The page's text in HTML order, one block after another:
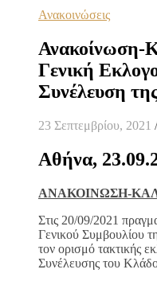
Ανακοινώσεις
Ανακοίνωση-
Γενική
Συνέλευση
23 Σεπτεμβρίου, 2021 /
Αθήνα,
ΑΝΑΚΟΙΝΩΣΗ-
Στις 20/09/2021
Γενικού Συμβουλίου
τον ορισμό τακτικής
Συνέλευσης του